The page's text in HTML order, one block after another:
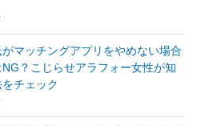
がマッチングアプリをやめない場合
？こじらせアラフォー女性が知
チェック